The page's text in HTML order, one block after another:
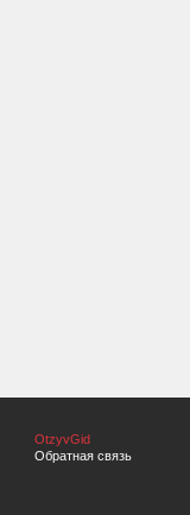
OtzyvGid
Обратная связь